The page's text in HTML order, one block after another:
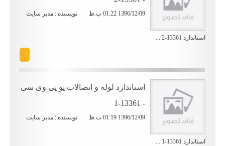
1396/12/09 01:22 ب.ظ نویسنده : مدیر سایت
استاندارد 13361-2 ...
استاندارد لوله و اتصالات یو پی وی سی
1396/12/09 01:19 ب.ظ نویسنده : مدیر سایت
استاندارد 13361-1 ...